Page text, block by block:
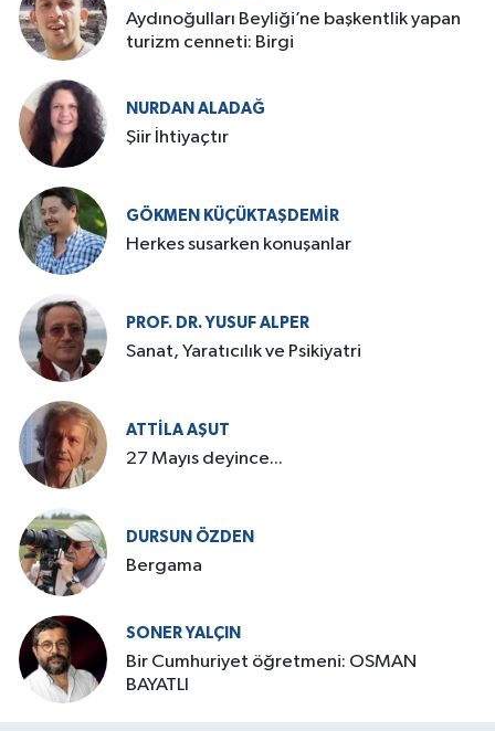
Aydınoğulları Beyliği’ne başkentlik yapan
turizm cenneti: Birgi
NURDAN ALADAĞ
Şiir İhtiyaçtır
GÖKMEN KÜÇÜKTAŞDEMIR
Herkes susarken konuşanlar
PROF. DR. YUSUF ALPER
Sanat, Yaratıcılık ve Psikiyatri
ATTILA AŞUT
27 Mayıs deyince...
DURSUN ÖZDEN
Bergama
SONER YALÇIN
Bir Cumhuriyet öğretmeni: OSMAN
BAYATLI